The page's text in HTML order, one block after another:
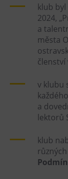
Heligonka
HopJump
Lezecká
Národní
Fajna Dilna
FUTUREUM
Prohlídky
Hornické
Občerstvení
klub byl
2024,
a
města
členství
v klubu
a
lektorů
klub